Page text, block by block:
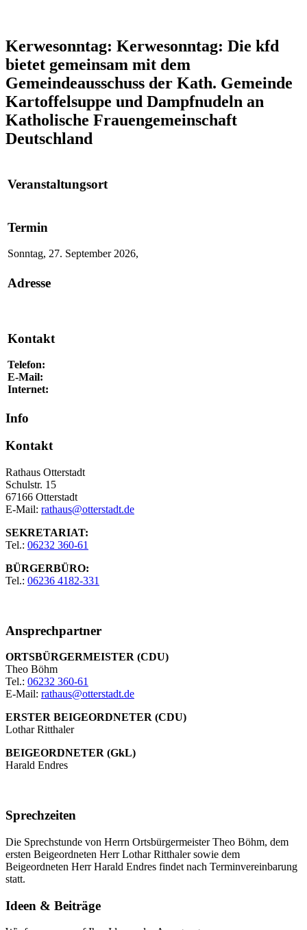
Kerwesonntag: Kerwesonntag: Die kfd
bietet gemeinsam mit dem
Gemeindeausschuss der Kath. Gemeinde
Kartoffelsuppe und Dampfnudeln an
Katholische Frauengemeinschaft
Deutschland
Veranstaltungsort
Termin
Sonntag, 27. September 2026,
Adresse
Kontakt
Telefon:
E-Mail:
Internet:
Info
Kontakt
Rathaus Otterstadt
Schulstr. 15
67166 Otterstadt
E-Mail: rathaus@otterstadt.de
SEKRETARIAT:
Tel.: 06232 360-61
BÜRGERBÜRO:
Tel.: 06236 4182-331
Ansprechpartner
ORTSBÜRGERMEISTER (CDU)
Theo Böhm
Tel.: 06232 360-61
E-Mail: rathaus@otterstadt.de
ERSTER BEIGEORDNETER (CDU)
Lothar Ritthaler
BEIGEORDNETER (GkL)
Harald Endres
Sprechzeiten
Die Sprechstunde von Herrn Ortsbürgermeister Theo Böhm, dem
ersten Beigeordneten Herr Lothar Ritthaler sowie dem
Beigeordneten Herr Harald Endres findet nach Terminvereinbarung
statt.
Ideen & Beiträge